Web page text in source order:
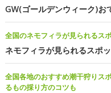
GW(ゴールデンウィーク)お
全国のネモフィラが見られるス
ネモフィラが見られるスポ
全国各地のおすすめ潮干狩りス
るもの採り方のコツも